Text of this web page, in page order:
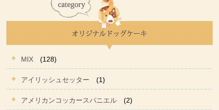
MIX (128)
アイリッシュセッター (1)
アメリカンコッカースパニエル (2)